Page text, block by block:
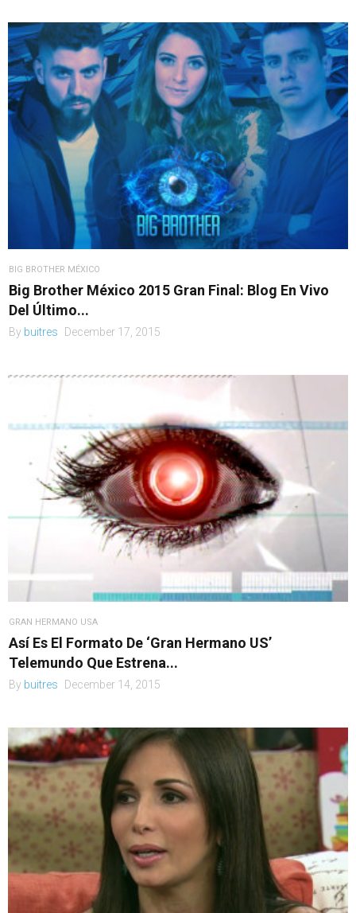
BIG BROTHER MÉXICO
Big Brother México 2015 Gran Final: Blog En Vivo
Del Último...
By buitres December 17, 2015
GRAN HERMANO USA
Así Es El Formato De ‘Gran Hermano US’
Telemundo Que Estrena...
By buitres December 14, 2015